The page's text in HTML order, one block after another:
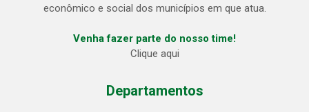
econômico e social dos municípios em que atua.
Venha fazer parte do nosso time!
Clique aqui
Departamentos